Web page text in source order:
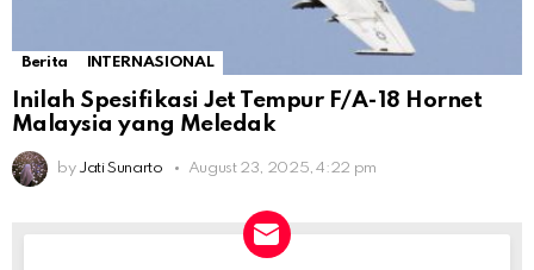
Berita INTERNASIONAL
Inilah Spesifikasi Jet Tempur F/A-18 Hornet
Malaysia yang Meledak
by Jati Sunarto August 23, 2025, 4:22 pm